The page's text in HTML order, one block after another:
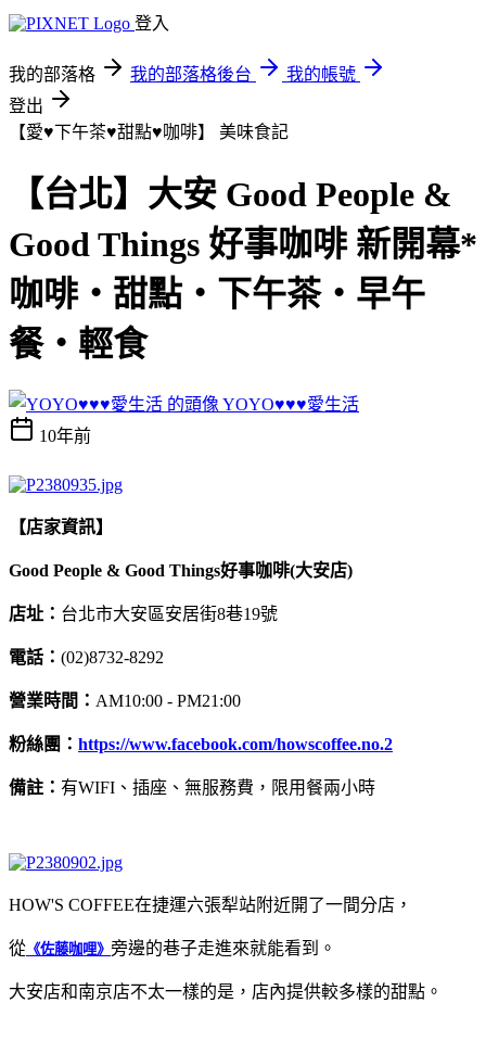
登入
我的部落格 我的部落格後台
我的帳號
登出
【愛♥下午茶♥甜點♥咖啡】 美味食記
【台北】大安 Good People &
Good Things 好事咖啡 新開幕*
咖啡‧甜點‧下午茶‧早午
餐‧輕食
YOYO♥♥♥愛生活
10年前
【店家資訊】
Good People & Good Things好事咖啡(大安店)
店址： 台北市大安區安居街8巷19號
電話： (02)8732-8292
營業時間： AM10:00 - PM21:00
粉絲團： https://www.facebook.com/howscoffee.no.2
備註： 有WIFI、插座、無服務費，限用餐兩小時
HOW'S COFFEE在捷運六張犁站附近開了一間分店，
從 《佐藤咖哩》 旁邊的巷子走進來就能看到。
大安店和南京店不太一樣的是，店內提供較多樣的甜點。